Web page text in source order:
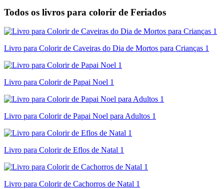
Todos os livros para colorir de Feriados
Livro para Colorir de Caveiras do Dia de Mortos para Crianças 1
Livro para Colorir de Papai Noel 1
Livro para Colorir de Papai Noel para Adultos 1
Livro para Colorir de Eflos de Natal 1
Livro para Colorir de Cachorros de Natal 1